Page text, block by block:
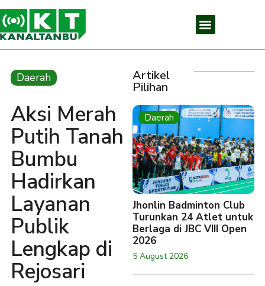
Daerah
Aksi Merah
Putih Tanah
Bumbu
Hadirkan
Layanan
Publik
Lengkap di
Rejosari
Artikel
Pilihan
Daerah
Jhonlin Badminton Club
Turunkan 24 Atlet untuk
Berlaga di JBC VIII Open
2026
5 August 2026